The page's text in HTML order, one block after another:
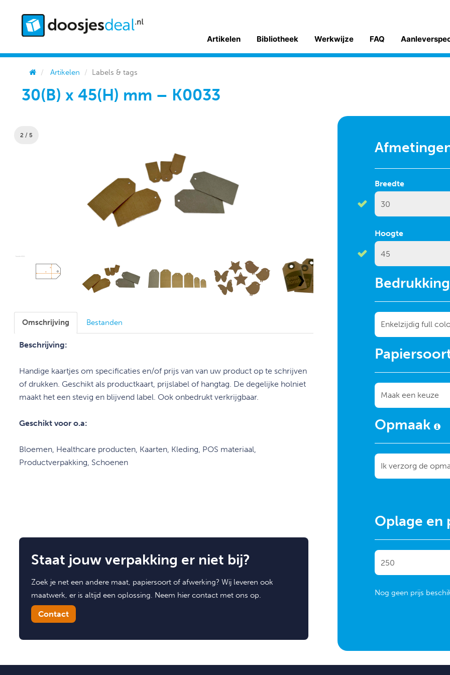
Artikelen Bibliotheek Werkwijze FAQ
Artikelen Labels & tags
30(B) x 45(H) mm – K0033
2 / 5
❯
Omschrijving Bestanden
Beschrijving:
Handige kaartjes om specificaties en/of prijs van van uw product op te schrijven
of drukken. Geschikt als productkaart, prijslabel of hangtag. De degelijke holniet
maakt het een stevig en blijvend label. Ook onbedrukt verkrijgbaar.
Geschikt voor o.a:
Bloemen, Healthcare producten, Kaarten, Kleding, POS materiaal,
Productverpakking, Schoenen
Staat jouw verpakking er niet bij?
Zoek je net een andere maat, papiersoort of afwerking? Wij leveren ook
maatwerk, er is altijd een oplossing. Neem hier contact met ons op.
Contact
Breedte
Hoogte
Opmaak
Oplage en
Nog geen prijs